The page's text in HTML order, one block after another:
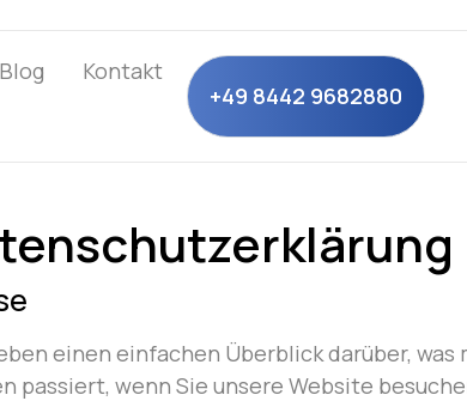
Blog
Kontakt
+49 8442 9682880
einen einfachen Überblick darüber, was
passiert, wenn Sie unsere Website